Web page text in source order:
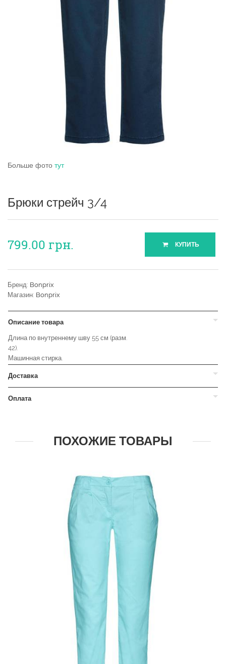
Больше фото тут
Брюки стрейч 3/4
799.00 грн. КУПИТЬ
Бренд: Bonprix
Магазин: Bonprix
Описание товара
Длина по внутреннему шву 55 см (разм.
42).
Машинная стирка.
Доставка
Оплата
ПОХОЖИЕ ТОВАРЫ